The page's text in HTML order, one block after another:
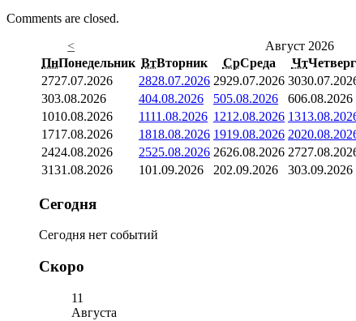
Comments are closed.
<
Август 2026
ПнПонедельник ВтВторник СрСреда ЧтЧетверг
2727.07.2026 2828.07.2026 2929.07.2026 30
303.08.2026 404.08.2026 505.08.2026 606.08.2026
1010.08.2026 1111.08.2026 1212.08.2026 13
1717.08.2026 1818.08.2026 1919.08.2026 20
2424.08.2026 2525.08.2026 2626.08.2026 27
3131.08.2026 101.09.2026 202.09.2026 303.09.2026
Сегодня
Сегодня нет событий
Скоро
11
Августа